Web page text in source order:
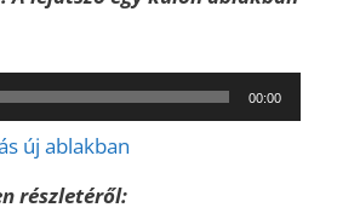
00:00
új ablakban
részletéről: